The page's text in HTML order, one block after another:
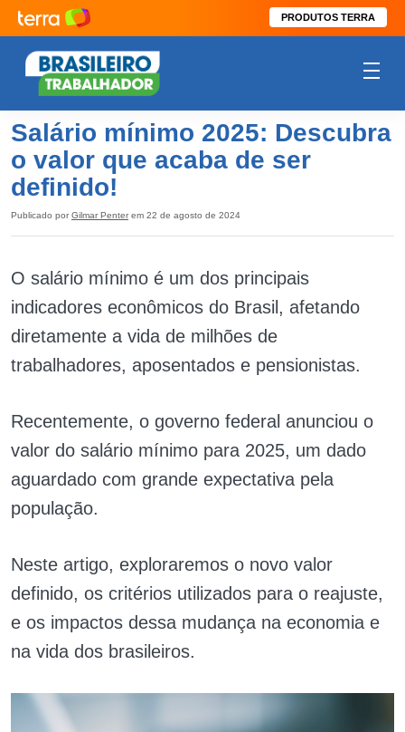
PRODUTOS TERRA
Salário mínimo 2025: Descubra
o valor que acaba de ser
definido!
Publicado por Gilmar Penter em 22 de agosto de 2024
O salário mínimo é um dos principais
indicadores econômicos do Brasil, afetando
diretamente a vida de milhões de
trabalhadores, aposentados e pensionistas.
Recentemente, o governo federal anunciou o
valor do salário mínimo para 2025, um dado
aguardado com grande expectativa pela
população.
Neste artigo, exploraremos o novo valor
definido, os critérios utilizados para o reajuste,
e os impactos dessa mudança na economia e
na vida dos brasileiros.